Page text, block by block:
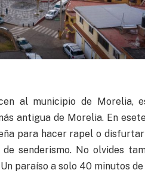
al municipio de Morelia,
antigua de Morelia. En
para hacer rapel o
senderismo. No olvides
paraíso a solo 40 minutos de